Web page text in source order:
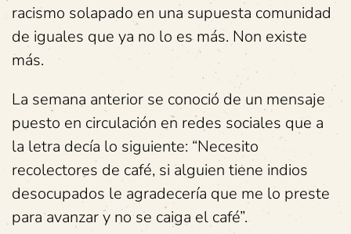
racismo solapado en una supuesta comunidad
de iguales que ya no lo es más. Non existe
más.
La semana anterior se conoció de un mensaje
puesto en circulación en redes sociales que a
la letra decía lo siguiente: “Necesito
recolectores de café, si alguien tiene indios
desocupados le agradecería que me lo preste
para avanzar y no se caiga el café”.